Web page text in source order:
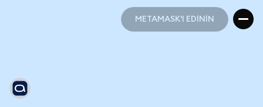
METAMASK'I EDİNİN